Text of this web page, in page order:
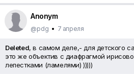
Anonym
@pdg • 7 апреля
Deleted, в самом деле,- для детского
это же объектив с диафрагмой
лепестками (ламелями) )))))